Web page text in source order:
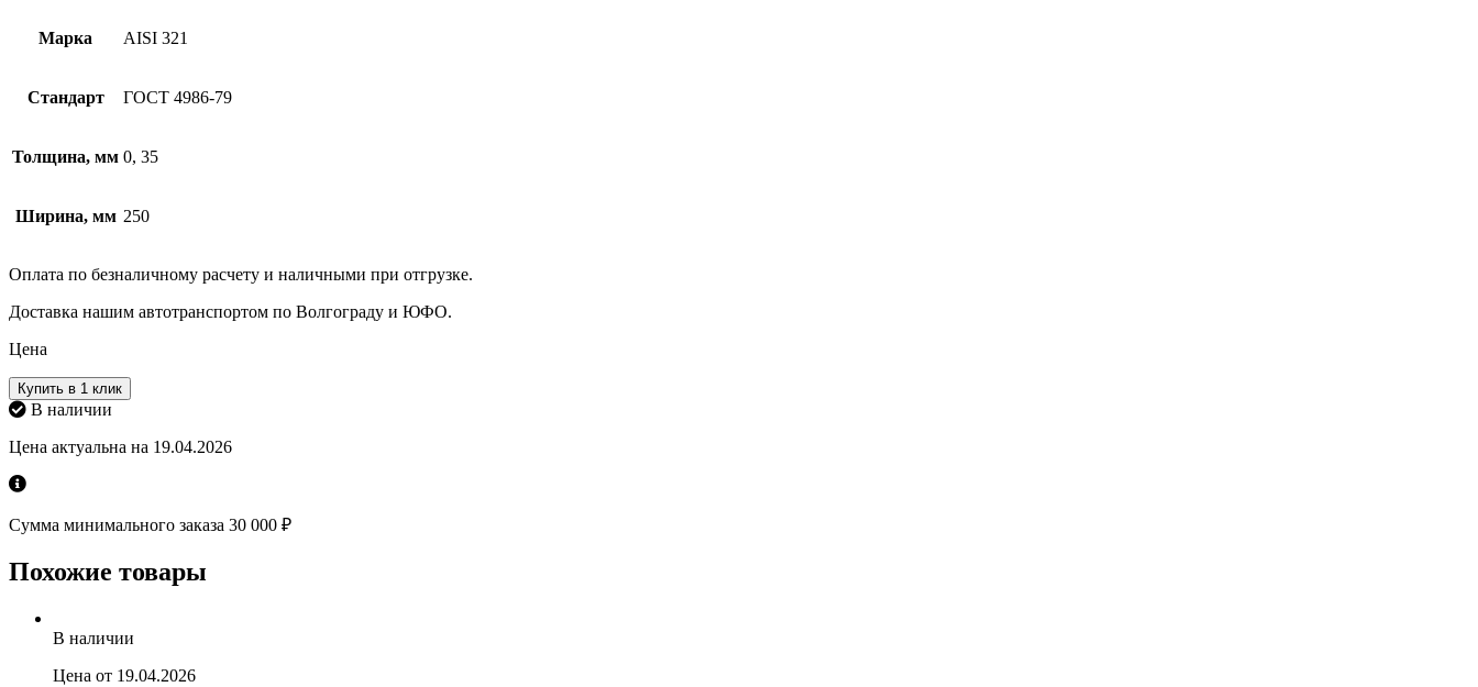
Марка AISI 321
Стандарт ГОСТ 4986-79
Толщина, мм 0, 35
Ширина, мм 250
Оплата по безналичному расчету и наличными при отгрузке.
Доставка нашим автотранспортом по Волгограду и ЮФО.
Цена
Купить в 1 клик
В наличии
Цена актуальна на 19.04.2026
Сумма минимального заказа 30 000 ₽
Похожие товары
В наличии
Цена от 19.04.2026